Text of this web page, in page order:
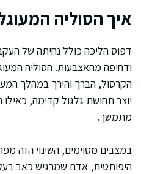
איך הסוליה
דפוס הליכה כולל נחיתה של
ודחיפה מהאצבעות. הסוליה
הקרסול, הברך והירך במהלך
יוצר תחושת גלגול קדימה,
מתמשך.
במצבים מסוימים, השינוי הזה
היפותטית, אדם שמרגיש כאב